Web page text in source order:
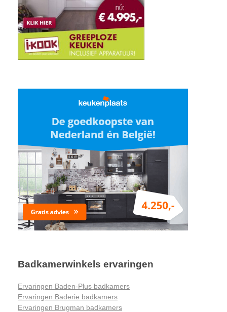
Badkamerwinkels ervaringen
Ervaringen Baden-Plus badkamers
Ervaringen Baderie badkamers
Ervaringen Brugman badkamers